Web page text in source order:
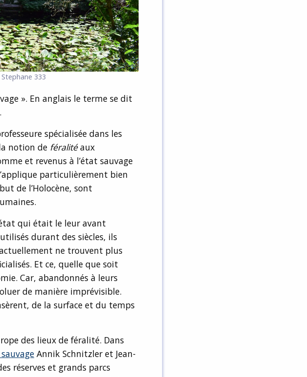
333
». En anglais le terme se dit
spécialisée dans les
notion de féralitéaux
et revenus à l’état sauvage
particulièrement bien
de l’Holocène, sont
qui était le leur avant
durant des siècles, ils
ne trouvent plus
Et ce, quelle que soit
Car, abandonnés à leurs
de manière imprévisible.
de la surface et du temps
des lieux de féralité. Dans
Annik Schnitzler et Jean-
réserves et grands parcs